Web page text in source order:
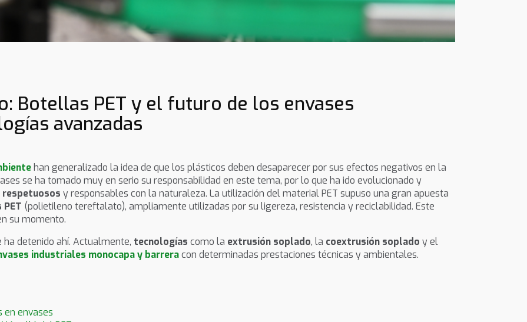
Botellas PET y el futuro de los envases
avanzadas
han generalizado la idea de que los plásticos deben desaparecer por sus efectos negativos en la
se ha tomado muy en serio su responsabilidad en este tema, por lo que ha ido evolucionado y
respetuosos y responsables con la naturaleza. La utilización del material PET supuso una gran apuesta
(polietileno tereftalato), ampliamente utilizadas por su ligereza, resistencia y reciclabilidad. Este
su momento.
ha detenido ahí. Actualmente, tecnologías como la extrusión soplado, la coextrusión soplado y el
industriales monocapa y barreracon determinadas prestaciones técnicas y ambientales.
en envases